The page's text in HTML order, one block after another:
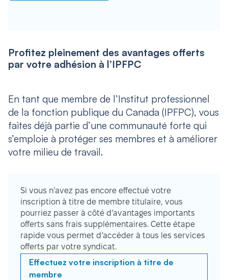
Profitez pleinement des avantages offerts
par votre adhésion à l’IPFPC
En tant que membre de l’Institut professionnel
de la fonction publique du Canada (IPFPC), vous
faites déjà partie d’une communauté forte qui
s’emploie à protéger ses membres et à améliorer
votre milieu de travail.
Si vous n’avez pas encore effectué votre
inscription à titre de membre titulaire, vous
pourriez passer à côté d’avantages importants
offerts sans frais supplémentaires. Cette étape
rapide vous permet d’accéder à tous les services
offerts par votre syndicat.
Effectuez votre inscription à titre de
membre